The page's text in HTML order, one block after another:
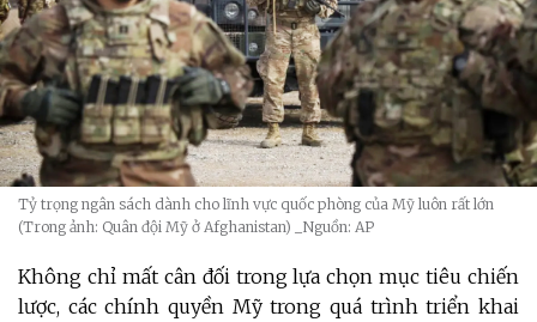
Tỷ trọng ngân sách dành cho lĩnh vực quốc phòng của Mỹ luôn rất lớn
(Trong ảnh: Quân đội Mỹ ở Afghanistan)
_Nguồn: AP
Không chỉ mất cân đối trong lựa chọn mục tiêu chiến
lược, các chính quyền Mỹ trong quá trình triển khai